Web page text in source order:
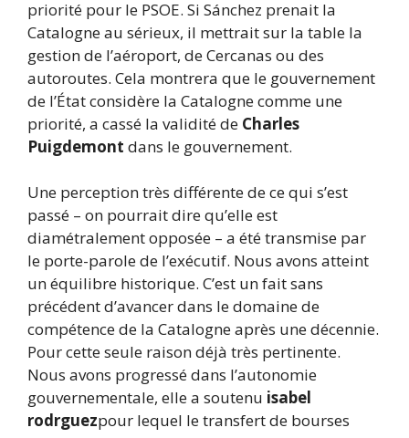
priorité pour le PSOE. Si Sánchez prenait la
Catalogne au sérieux, il mettrait sur la table la
gestion de l’aéroport, de Cercanas ou des
autoroutes. Cela montrera que le gouvernement
de l’État considère la Catalogne comme une
priorité, a cassé la validité de Charles
Puigdemont dans le gouvernement.
Une perception très différente de ce qui s’est
passé – on pourrait dire qu’elle est
diamétralement opposée – a été transmise par
le porte-parole de l’exécutif. Nous avons atteint
un équilibre historique. C’est un fait sans
précédent d’avancer dans le domaine de
compétence de la Catalogne après une décennie.
Pour cette seule raison déjà très pertinente.
Nous avons progressé dans l’autonomie
gouvernementale, elle a soutenu isabel
rodrguezpour lequel le transfert de bourses